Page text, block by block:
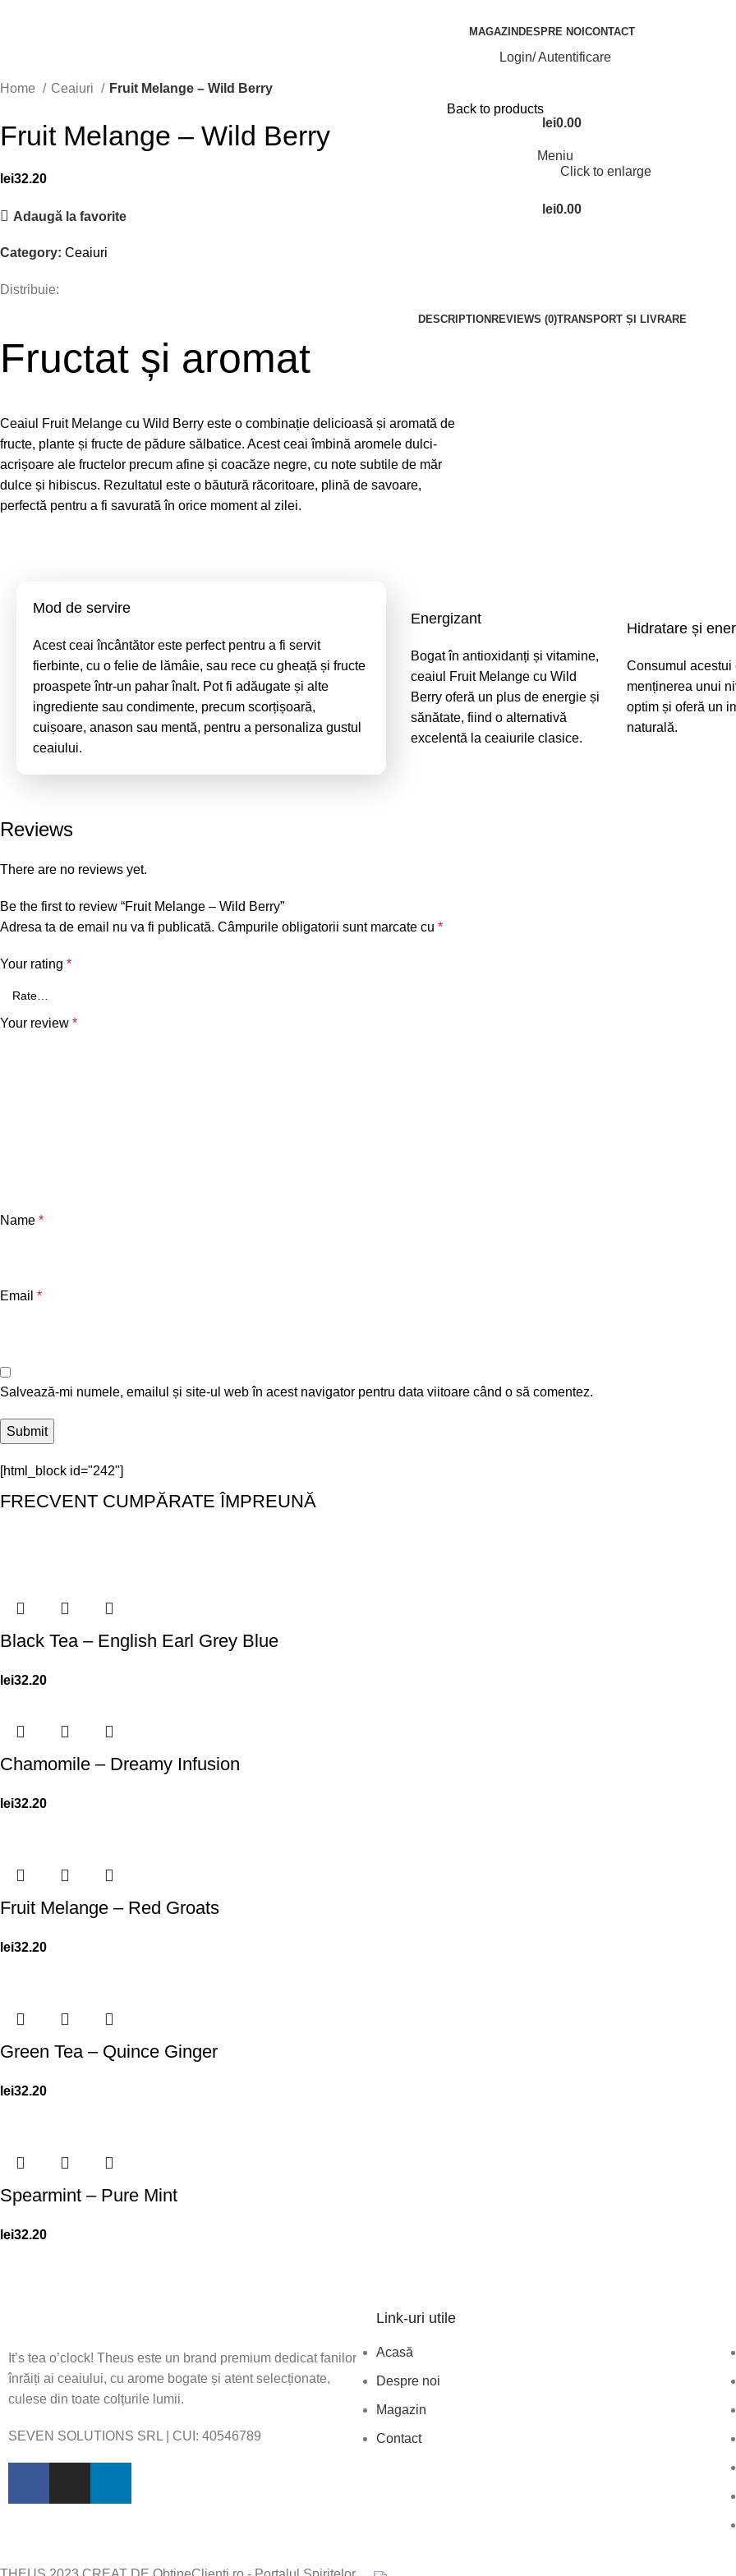
MAGAZIN DESPRE NOI CONTACT
Login/ Autentificare
lei0.00
Meniu
lei0.00
Home Ceaiuri
Fruit Melange – Wild Berry
Back to products
Fruit Melange – Wild Berry
lei32.20
Adaugă la favorite
Category: Ceaiuri
Distribuie:
Click to enlarge
DESCRIPTION REVIEWS (0)TRANSPORT ȘI LIVRARE
Fructat și aromat
Ceaiul Fruit Melange cu Wild Berry este o combinație delicioasă și aromată de
fructe, plante și fructe de pădure sălbatice. Acest ceai îmbină aromele dulci-
acrișoare ale fructelor precum afine și coacăze negre, cu note subtile de măr
dulce și hibiscus. Rezultatul este o băutură răcoritoare, plină de savoare,
perfectă pentru a fi savurată în orice moment al zilei.
Mod de servire
Acest ceai încântător este perfect pentru a fi servit
fierbinte, cu o felie de lămâie, sau rece cu gheață și fructe
proaspete într-un pahar înalt. Pot fi adăugate și alte
ingrediente sau condimente, precum scorțișoară,
cuișoare, anason sau mentă, pentru a personaliza gustul
ceaiului.
Energizant
Bogat în antioxidanți și vitamine,
ceaiul Fruit Melange cu Wild
Berry oferă un plus de energie și
sănătate, fiind o alternativă
excelentă la ceaiurile clasice.
Hidratare și
Consumul acestui
menținerea unui
optim și oferă un
naturală.
Reviews
There are no reviews yet.
Be the first to review “Fruit Melange – Wild Berry”
Adresa ta de email nu va fi publicată. Câmpurile obligatorii sunt marcate cu*
Your rating*
Your review*
Name*
Email*
Salvează-mi numele, emailul și site-ul web în acest navigator pentru data viitoare când o să comentez.
[html_block id="242"]
FRECVENT CUMPĂRATE ÎMPREUNĂ
Black Tea – English Earl Grey Blue
lei32.20
Chamomile – Dreamy Infusion
lei32.20
Fruit Melange – Red Groats
lei32.20
Green Tea – Quince Ginger
lei32.20
Spearmint – Pure Mint
lei32.20
It’s tea o’clock! Theus este un brand premium dedicat fanilor
înrăiți ai ceaiului, cu arome bogate și atent selecționate,
culese din toate colțurile lumii.
SEVEN SOLUTIONS SRL | CUI:40546789
Link-uri utile
Acasă
Despre noi
Magazin
Contact